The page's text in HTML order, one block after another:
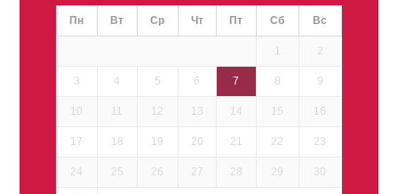
Пн Вт Ср Чт Пт Сб Вс
1 2
3 4 5 6 7 8 9
10 11 12 13 14 15 16
17 18 19 20 21 22 23
24 25 26 27 28 29 30